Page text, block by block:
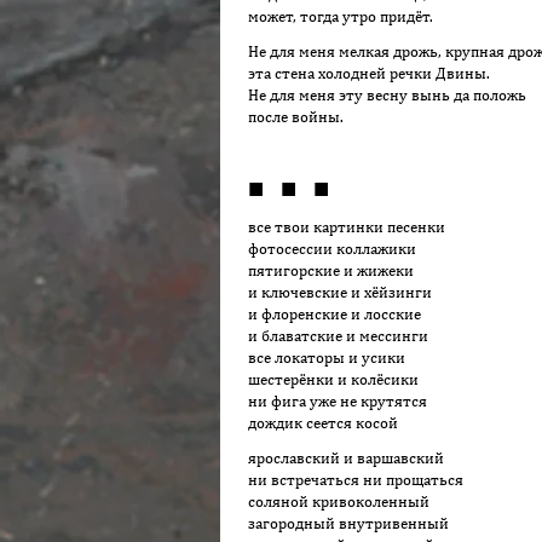
может, тогда утро придёт.
Не для меня мелкая дрожь, крупная
эта стена холодней речки Двины.
Не для меня эту весну вынь да положь
после войны.
■ ■ ■
все твои картинки песенки
фотосессии коллажики
пятигорские и жижеки
и ключевские и хёйзинги
и флоренские и лосские
и блаватские и мессинги
все локаторы и усики
шестерёнки и колёсики
ни фига уже не крутятся
дождик сеется косой
ярославский и варшавский
ни встречаться ни прощаться
соляной кривоколенный
загородный внутривенный